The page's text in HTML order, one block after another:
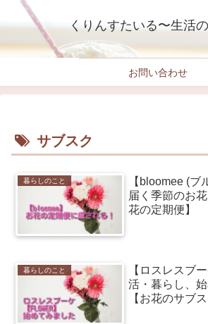
くりんすたいる〜生活
お問い合わせ
サブスク
暮らしのこと
【bloomee (ブ
届く季節のお
花の定期便】
暮らしのこと
【ロスレスブ
活・暮らし、始
【お花のサブス